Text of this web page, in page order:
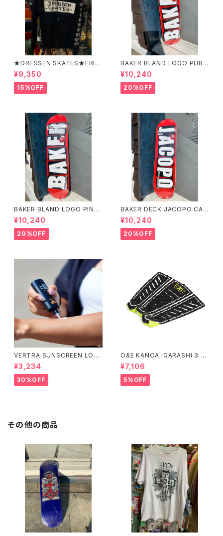
★DRESSEN SKATES★ERIC
DRESSEN BLACK ZIP HOO
D PARKER ドレッセンスケーツ
スケート エリックドレッセン
ブラック フードパーカー フー
¥9,350
15%OFF
BAKER BLAND LOGO PURP
LE DECK 8.0 ベイカー ブラ
ンド ロゴ パープル デッ
キ 8インチ スケートボード ス
ケボー
¥10,240
20%OFF
BAKER BLAND LOGO PINK
DECK 8.0 ベイカー ブラン
ド ロゴ デッキ ピンク 8イ
ンチ スケートボード スケボー
¥10,240
20%OFF
BAKER DECK JACOPO CAR
OZZI BRAND LOGO 8.25 ベ
イカー デッキ ジェイコープ ブ
ランド ロゴ スケートボード
スケボー
¥10,240
20%OFF
VERTRA SUNSCREEN LOTI
ON WHITE SPF 44＃
¥3,234
30%OFF
O&E KANOA IGARASHI 3 PI
ECE BLACK/LIME｜PRO SE
RIES
¥7,106
5%OFF
その他の商品